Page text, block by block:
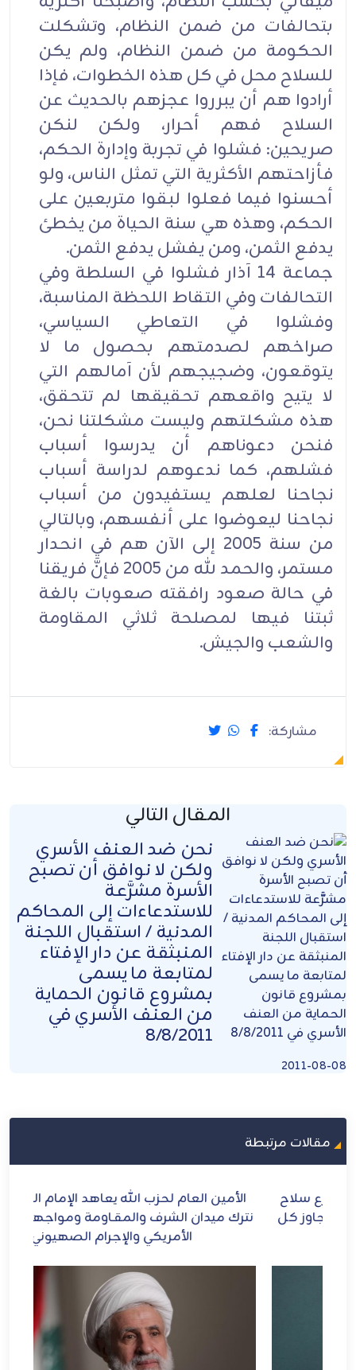
بتحالفات من ضمن النظام، وتشكلت
الحكومة من ضمن النظام، ولم يكن
للسلاح محل في كل هذه الخطوات، فإذا
أرادوا هم أن يبرروا عجزهم بالحديث عن
السلاح فهم أحرار، ولكن لنكن
صريحين: فشلوا في تجربة وإدارة الحكم،
فأزاحتهم الأكثرية التي تمثل الناس، ولو
أحسنوا فيما فعلوا لبقوا متربعين على
الحكم، وهذه هي سنة الحياة من يخطئ
يدفع الثمن، ومن يفشل يدفع الثمن.
جماعة 14 آذار فشلوا في السلطة وفي
التحالفات وفي التقاط اللحظة المناسبة،
وفشلوا في التعاطي السياسي،
صراخهم لصدمتهم بحصول ما لا
يتوقعون، وضجيجهم لأن آمالهم التي
لا يتيح واقعهم تحقيقها لم تتحقق،
هذه مشكلتهم وليست مشكلتنا نحن،
فنحن دعوناهم أن يدرسوا أسباب
فشلهم، كما ندعوهم لدراسة أسباب
نجاحنا لعلهم يستفيدون من أسباب
نجاحنا ليعوضوا على أنفسهم، وبالتالي
من سنة 2005 إلى الآن هم في انحدار
مستمر، والحمد لله من 2005 فإنَّ فريقنا
في حالة صعود رافقته صعوبات بالغة
ثبتنا فيها لمصلحة ثلاثي المقاومة
والشعب والجيش.
مشاركة:
المقال التالي
نحن ضد العنف الأسري
ولكن لا نوافق أن تصبح
الأسرة مشرَّعة
للاستدعاءات إلى المحاكم
المدنية / استقبال اللجنة
المنبثقة عن دار الإفتاء
لمتابعة ما يسمى
بمشروع قانون الحماية
من العنف الأسري في
8/8/2011
2011-08-08
مقالات مرتبطة
الأمين العام لحزب الله يعاهد الإمام الشهيد: لن
نترك ميدان الشرف والمقـاومة ومواجهة الطاغوت
الأمريكي والإجرام الصهيوني